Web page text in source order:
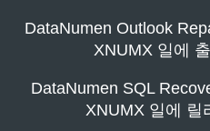
DataNumen Outlook
XNUMX 일에
DataNumen SQL
XNUMX 일에 릴